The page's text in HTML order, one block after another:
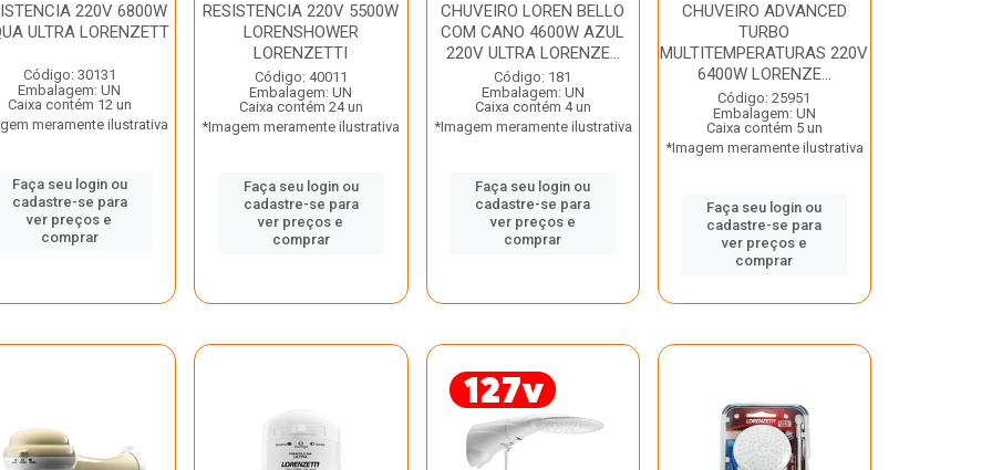
220V 6800W
ULTRA LORENZETT
Código: 30131
Embalagem: UN
Caixa contém 12 un
meramente ilustrativa
Faça seu login ou
cadastre-se para
ver preços e
comprar
RESISTENCIA 220V 5500W
LORENSHOWER
LORENZETTI
Código: 40011
Embalagem: UN
Caixa contém 24 un
*Imagem meramente ilustrativa
Faça seu login ou
cadastre-se para
ver preços e
comprar
CHUVEIRO LOREN BELLO
COM CANO 4600W AZUL
220V ULTRA LORENZE...
Código: 181
Embalagem: UN
Caixa contém 4 un
*Imagem meramente ilustrativa
Faça seu login ou
cadastre-se para
ver preços e
comprar
CHUVEIRO ADVANCED
TURBO
MULTITEMPERATURAS 220V
6400W LORENZE...
Código: 25951
Embalagem: UN
Caixa contém 5 un
*Imagem meramente ilustrativa
Faça seu login ou
cadastre-se para
ver preços e
comprar